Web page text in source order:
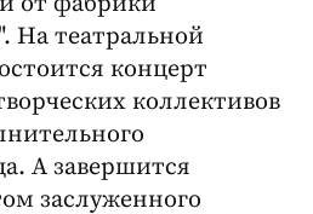
На театральной
концерт
коллективов
А завершится
заслуженного